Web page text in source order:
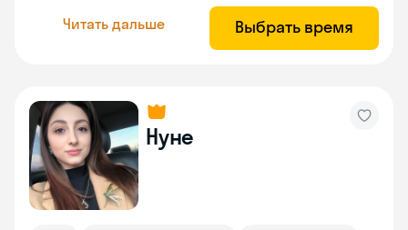
Читать дальше Выбрать время
Нуне